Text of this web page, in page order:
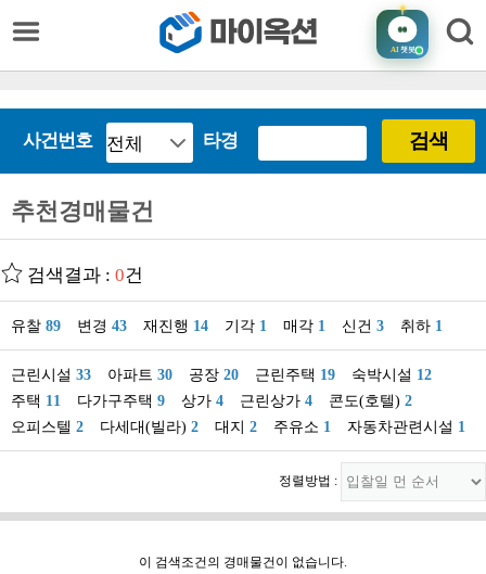
AI챗봇
사건번호 타경 검색
추천경매물건
검색결과 : 0건
유찰 89 변경 43 재진행 14 기각 1 매각 1 신건 3 취하 1
근린시설 33 아파트 30 공장 20 근린주택 19 숙박시설 12
주택 11 다가구주택 9 상가 4 근린상가 4 콘도(호텔) 2
오피스텔 2 다세대(빌라) 2 대지 2 주유소 1 자동차관련시설 1
정렬방법 :
이 검색조건의 경매물건이 없습니다.